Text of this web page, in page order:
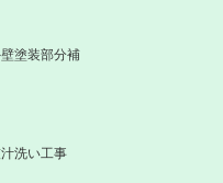
塗装部分補
洗い工事